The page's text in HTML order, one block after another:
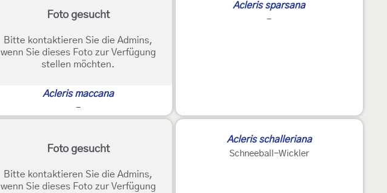
Foto gesucht
Bitte kontaktieren Sie die Admins,
wenn Sie dieses Foto zur Verfügung
stellen möchten.
Acleris maccana
-
Acleris sparsana
-
Foto gesucht
Bitte kontaktieren Sie die Admins,
wenn Sie dieses Foto zur Verfügung
Acleris schalleriana
Schneeball-Wickler